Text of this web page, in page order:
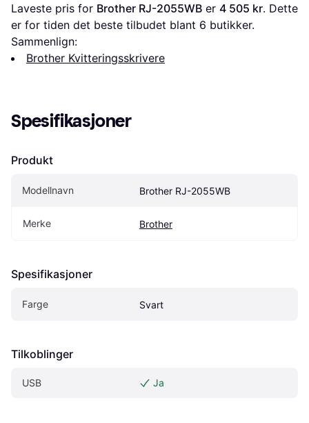
Laveste pris for Brother RJ-2055WB er 4 505 kr. Dette
er for tiden det beste tilbudet blant 6 butikker.
Sammenlign:
Brother Kvitteringsskrivere
Spesifikasjoner
Produkt
Modellnavn Brother RJ-2055WB
Merke Brother
Spesifikasjoner
Farge Svart
Tilkoblinger
USB Ja